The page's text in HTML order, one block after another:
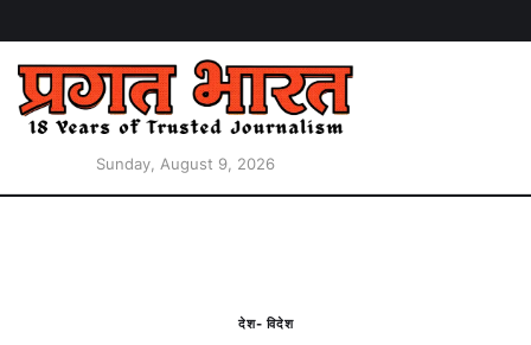
Sunday, August 9, 2026
देश- विदेश